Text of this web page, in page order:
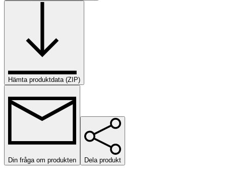
Hämta produktdata (ZIP)
Din fråga om produkten Dela produkt